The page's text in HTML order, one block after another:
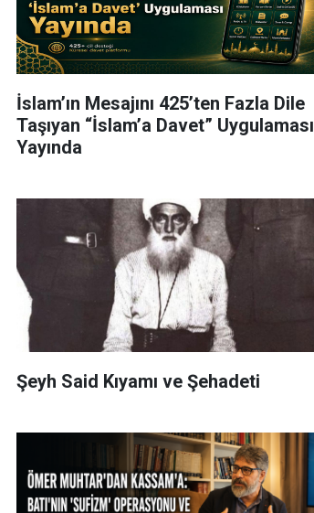
İslam’ın Mesajını 425’ten Fazla Dile
Taşıyan “İslam’a Davet” Uygulaması
Yayında
Şeyh Said Kıyamı ve Şehadeti